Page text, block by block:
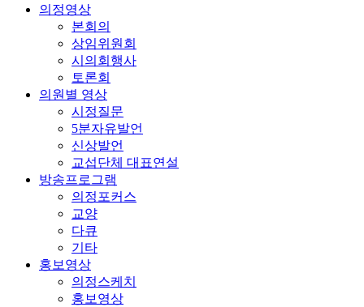
의정영상
본회의
상임위원회
시의회행사
토론회
의원별 영상
시정질문
5분자유발언
신상발언
교섭단체 대표연설
방송프로그램
의정포커스
교양
다큐
기타
홍보영상
의정스케치
홍보영상